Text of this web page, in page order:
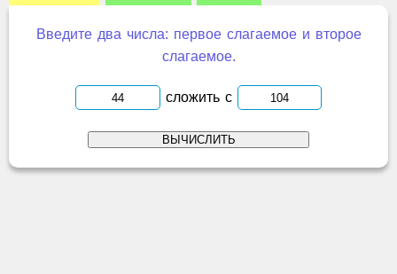
Введите два числа: первое слагаемое и второе
слагаемое.
сложить с